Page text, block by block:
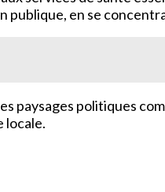
en se
paysages politiques
locale.